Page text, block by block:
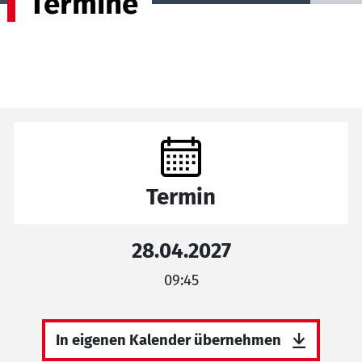
Termin
28.04.2027
09:45
In eigenen Kalender übernehmen